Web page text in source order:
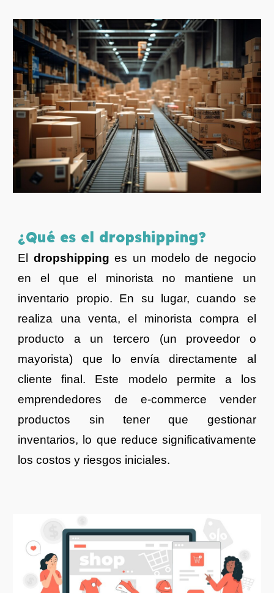
¿Qué es el dropshipping?
El dropshipping es un modelo de negocio
en el que el minorista no mantiene un
inventario propio. En su lugar, cuando se
realiza una venta, el minorista compra el
producto a un tercero (un proveedor o
mayorista) que lo envía directamente al
cliente final. Este modelo permite a los
emprendedores de e-commerce vender
productos sin tener que gestionar
inventarios, lo que reduce significativamente
los costos y riesgos iniciales.